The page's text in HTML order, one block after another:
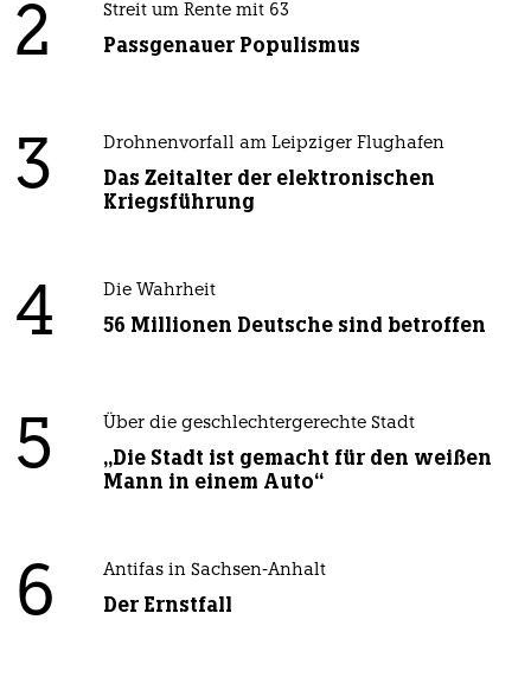
2 Streit um Rente mit 63
Passgenauer Populismus
3 Drohnenvorfall am Leipziger Flughafen
Das Zeitalter der elektronischen
Kriegsführung
4 Die Wahrheit
56 Millionen Deutsche sind betroffen
5 Über die geschlechtergerechte Stadt
„Die Stadt ist gemacht für den weißen
Mann in einem Auto“
6 Antifas in Sachsen-Anhalt
Der Ernstfall